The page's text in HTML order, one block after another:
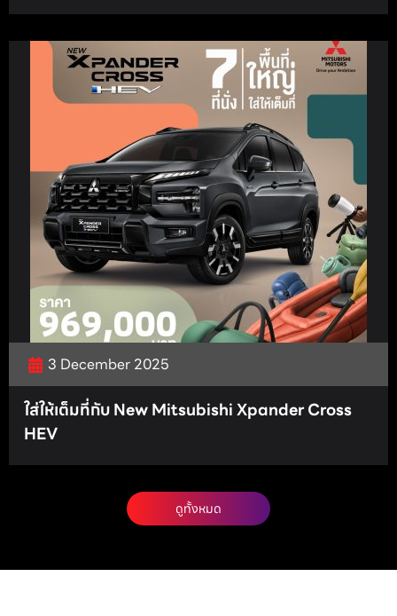
3 December 2025
ใส่ให้เต็มที่กับ New Mitsubishi Xpander Cross
HEV
ดูทั้งหมด